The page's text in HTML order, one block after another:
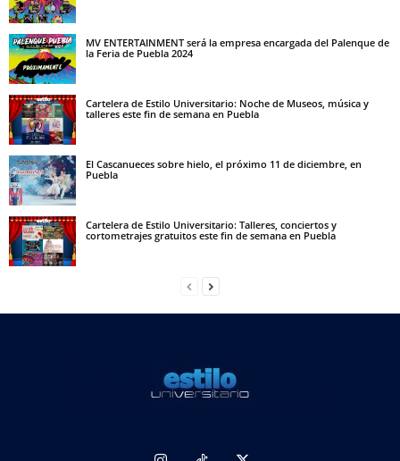
MV ENTERTAINMENT será la empresa encargada del Palenque de
la Feria de Puebla 2024
Cartelera de Estilo Universitario: Noche de Museos, música y
talleres este fin de semana en Puebla
El Cascanueces sobre hielo, el próximo 11 de diciembre, en
Puebla
Cartelera de Estilo Universitario: Talleres, conciertos y
cortometrajes gratuitos este fin de semana en Puebla